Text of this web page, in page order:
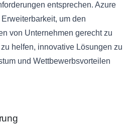
entsprechen. Azure
um den
von Unternehmen gerecht zu
helfen, innovative Lösungen zu
und Wettbewerbsvorteilen